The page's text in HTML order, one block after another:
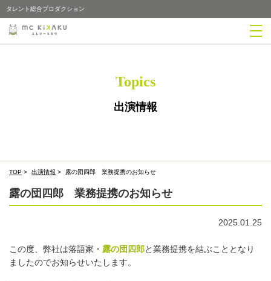
タレント総合プロダクション
Topics
出演情報
TOP > 出演情報 > 露の団四郎 業務提携のお知らせ
露の団四郎 業務提携のお知らせ
2025.01.25
この度、弊社は落語家・ 露の団四郎と業務提携を結ぶこととなり
ましたのでお知らせいたします。